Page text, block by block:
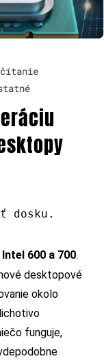
čítanie
dosku.
Intel 600 a 700.
desktopové
okolo
funguje,